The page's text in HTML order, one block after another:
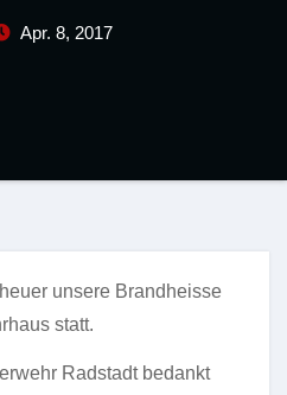
Apr. 8, 2017
unsere Brandheisse
statt.
Radstadt bedankt